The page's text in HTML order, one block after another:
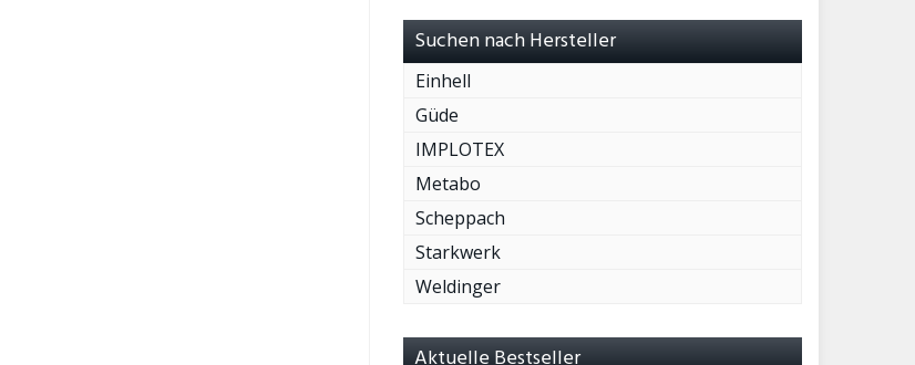
Suchen nach Hersteller
Einhell
Güde
IMPLOTEX
Metabo
Scheppach
Starkwerk
Weldinger